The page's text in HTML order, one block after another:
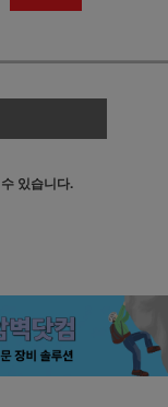
있습니다.